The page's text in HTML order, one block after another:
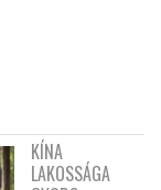
KÍNA
LAKOSSÁGA